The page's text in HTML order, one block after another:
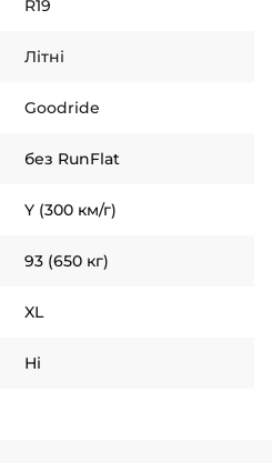
R19
Літні
Goodride
без RunFlat
Y (300 км/г)
93 (650 кг)
XL
Ні